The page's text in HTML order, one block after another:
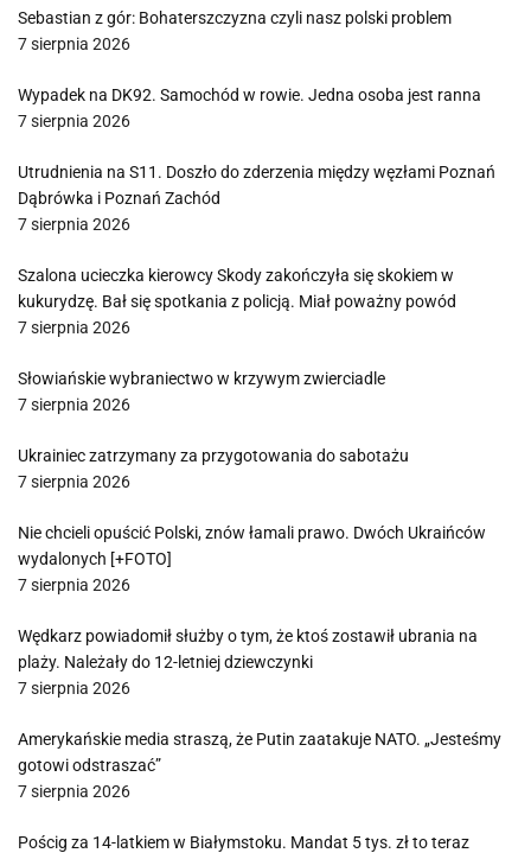
Sebastian z gór: Bohaterszczyzna czyli nasz polski problem
7 sierpnia 2026
Wypadek na DK92. Samochód w rowie. Jedna osoba jest ranna
7 sierpnia 2026
Utrudnienia na S11. Doszło do zderzenia między węzłami Poznań
Dąbrówka i Poznań Zachód
7 sierpnia 2026
Szalona ucieczka kierowcy Skody zakończyła się skokiem w
kukurydzę. Bał się spotkania z policją. Miał poważny powód
7 sierpnia 2026
Słowiańskie wybraniectwo w krzywym zwierciadle
7 sierpnia 2026
Ukrainiec zatrzymany za przygotowania do sabotażu
7 sierpnia 2026
Nie chcieli opuścić Polski, znów łamali prawo. Dwóch Ukraińców
wydalonych [+FOTO]
7 sierpnia 2026
Wędkarz powiadomił służby o tym, że ktoś zostawił ubrania na
plaży. Należały do 12-letniej dziewczynki
7 sierpnia 2026
Amerykańskie media straszą, że Putin zaatakuje NATO. „Jesteśmy
gotowi odstraszać”
7 sierpnia 2026
Pościg za 14-latkiem w Białymstoku. Mandat 5 tys. zł to teraz